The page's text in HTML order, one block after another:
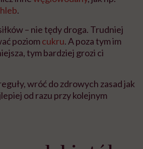
.
– nie tędy droga. Trudniej
poziomcukru. A poza tym im
tym bardziej grozi ci
wróć do zdrowych zasad jak
od razu przy kolejnym